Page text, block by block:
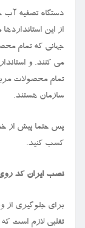
دستگاه تصفیه آب
از این
جهانی که تمام
می کنند. و
تمام محصولات
سازمان هستند.
پس حتما پیش از
کسب کنید.
نصب ایران کد روی
برای جلوگیری از
تقلبی لازم است